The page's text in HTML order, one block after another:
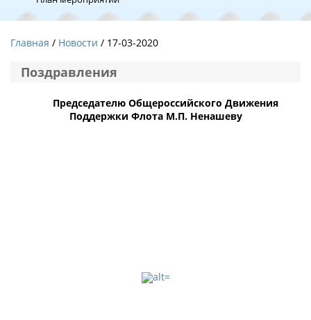
Главная Новости / 17-03-2020
Поздравления
Председателю Общероссийского Движения
Поддержки Флота М.П. Ненашеву